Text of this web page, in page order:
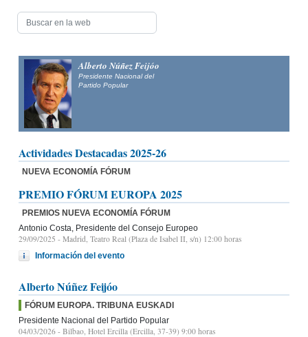
Alberto Núñez Feijóo
Presidente Nacional del
Partido Popular
Actividades Destacadas 2025-26
NUEVA ECONOMÍA FÓRUM
PREMIO FÓRUM EUROPA 2025
PREMIOS NUEVA ECONOMÍA FÓRUM
Antonio Costa, Presidente del Consejo Europeo
29/09/2025 - Madrid, Teatro Real (Plaza de Isabel II, s/n) 12:00 horas
Información del evento
Alberto Núñez Feijóo
FÓRUM EUROPA. TRIBUNA EUSKADI
Presidente Nacional del Partido Popular
04/03/2026 - Bilbao, Hotel Ercilla (Ercilla, 37-39) 9:00 horas